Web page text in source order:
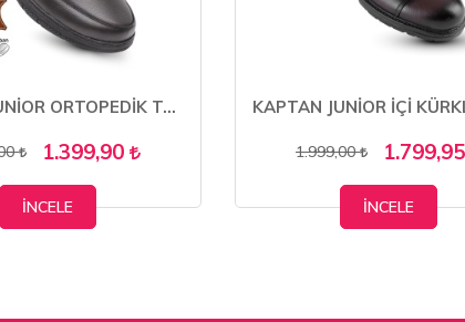
KAPTAN JUNİOR ORTOPEDİK TOPUK MASAJLI ULTRA RAHAT HAKİKİ DERİ ERKEK AYAKKABI MULUE 600
1.399,90
İNCELE
1.999,00 1.799,95
İNCELE